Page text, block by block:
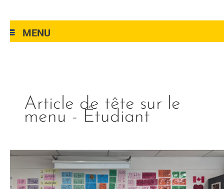
MENU
Article de tête sur le
menu - Étudiant
menu-
étudiant